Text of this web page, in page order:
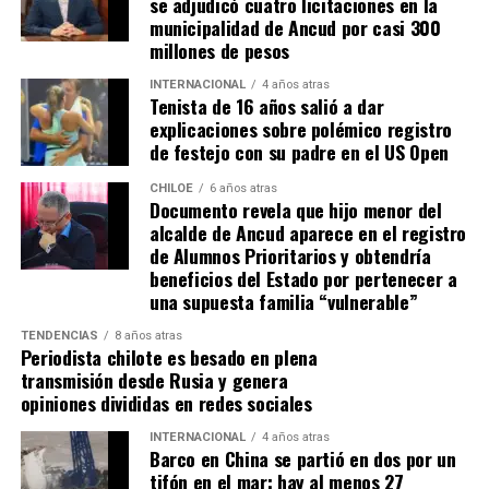
anticipo de lo ocurriría en los minutos finales.
A los 90+2 minutos, el juez Darío Herrera cobró penal a
favor del elenco ‘millonario’, por una falta contra el
‘Pibe’ Solari quien se anticipó a su marcador.El
colombiano Miguel Borja transformó la pena
máxima en gol
Tras el tanto del delantero ‘cafetalero’, los jugadores
visitantes arremetieron contra sus rivales
argumentando que un jugador de River(Agustín
les gritó el festejo en la cara.
Tras los incidentes,Palavecino fue expulsado en
River. En Boca, en tanto, vieron la roja
Merentiel, Ezequiel Fernández y Nicolás Valentini
Fuente:Bio Bio
municipalidad de Ancud por casi 300
millones de pesos
INTERNACIONAL 4 años atras
Tenista de 16 años salió a dar
explicaciones sobre polémico registro
de festejo con su padre en el US Open
CHILOE 6 años atras
Documento revela que hijo menor del
alcalde de Ancud aparece en el registro
de Alumnos Prioritarios y obtendría
beneficios del Estado por pertenecer a
una supuesta familia “vulnerable”
TENDENCIAS 8 años atras
Periodista chilote es besado en plena
transmisión desde Rusia y genera
opiniones divididas en redes sociales
INTERNACIONAL 4 años atras
Barco en China se partió en dos por un
tifón en el mar: hay al menos 27